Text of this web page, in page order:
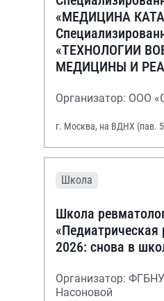
«МЕДИЦИНА
«ТЕХНОЛОГИИ
МЕДИЦИНЫ И
Организатор: ООО
г. Москва, на ВДНХ (пав.
Школа
Школа
«Педиатрическая
2026: снова в
Организатор:
Насоновой